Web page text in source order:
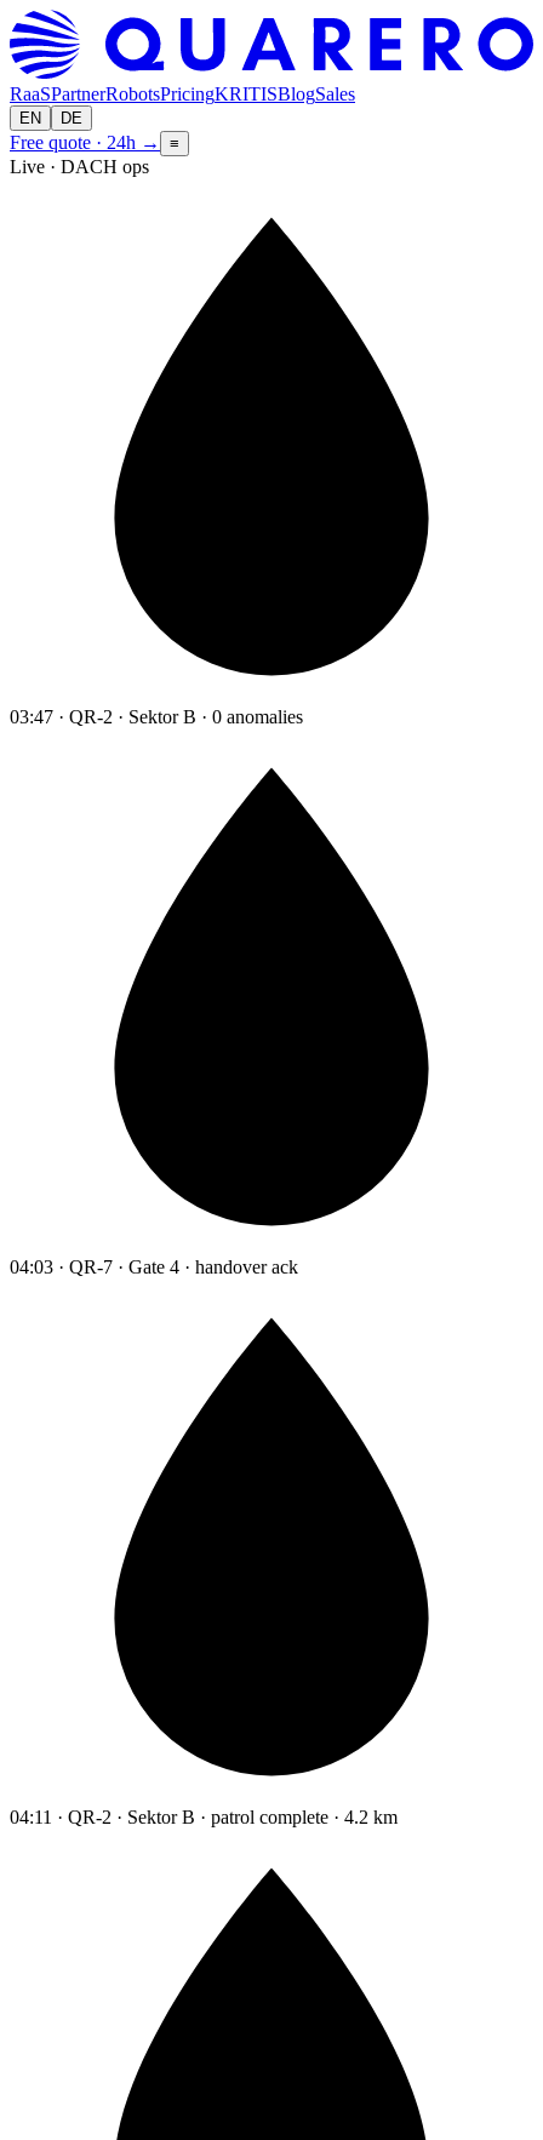
RaaSPartnerRobotsPricingKRITISBlogSales
EN DE
Free quote · 24h → ≡
Live · DACH ops
03:47 · QR-2 · Sektor B · 0 anomalies
04:03 · QR-7 · Gate 4 · handover ack
04:11 · QR-2 · Sektor B · patrol complete · 4.2 km